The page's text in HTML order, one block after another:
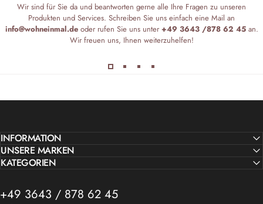
Wir sind für Sie da und beantworten gerne alle Ihre Fragen zu unseren
Produkten und Services. Schreiben Sie uns einfach eine Mail an
info@wohneinmal.deoder rufen Sie uns unter+49 3643 /878 62 45an.
Wir freuen uns, Ihnen weiterzuhelfen!
INFORMATION
UNSERE MARKEN
KATEGORIEN
+49 3643 / 878 62 45